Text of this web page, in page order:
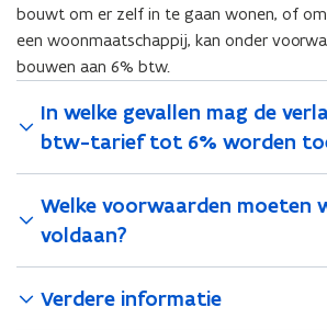
bouwt om er zelf in te gaan wonen, of
een woonmaatschappij, kan onder
bouwen aan 6% btw.
In welke gevallen mag de
btw-tarief tot 6% worden
Welke voorwaarden moeten
voldaan?
Verdere informatie